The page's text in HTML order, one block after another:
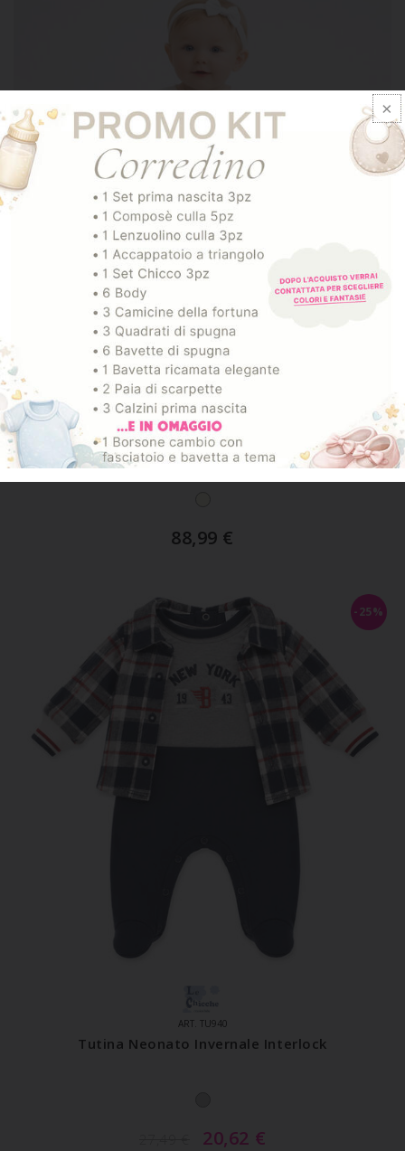
ART. FA5721
Vestina Battesimo Estiva
88,99 €
-25%
ART. TU940
Tutina Neonato Invernale Interlock
20,62 €